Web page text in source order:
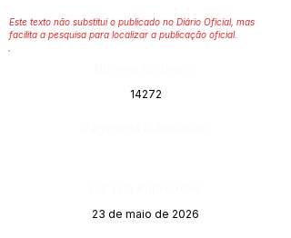
Este texto não substitui o publicado no Diário Oficial, mas
facilita a pesquisa para localizar a publicação oficial.
14272
23 de maio de 2026